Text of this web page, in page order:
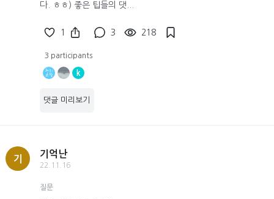
다. ㅎㅎ) 좋은 팁들의 댓...
1 3 218
3 participants
k
댓글 미리보기
기
기억난
22.11.16
질문